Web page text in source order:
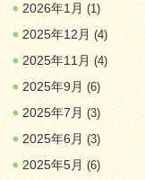
2026年1月(1)
2025年12月(4)
2025年11月(4)
2025年9月(6)
2025年7月(3)
2025年6月(3)
2025年5月(6)